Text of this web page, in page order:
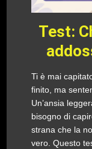
Test:
Ti è mai
finito, ma
Un’ansia
bisogno di
strana che la
vero. Questo